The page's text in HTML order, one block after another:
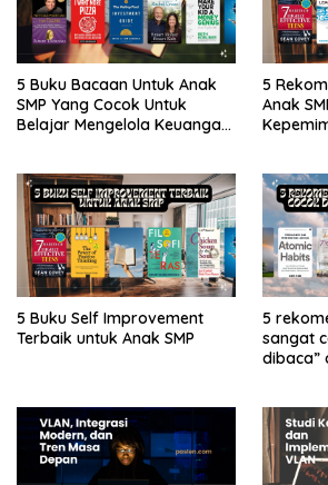
5 Buku Bacaan Untuk Anak
SMP Yang Cocok Untuk
Belajar Mengelola Keuangan
5
Anak
5 Buku Self Improvement
Terbaik untuk Anak SMP
5
sangat
dibaca”